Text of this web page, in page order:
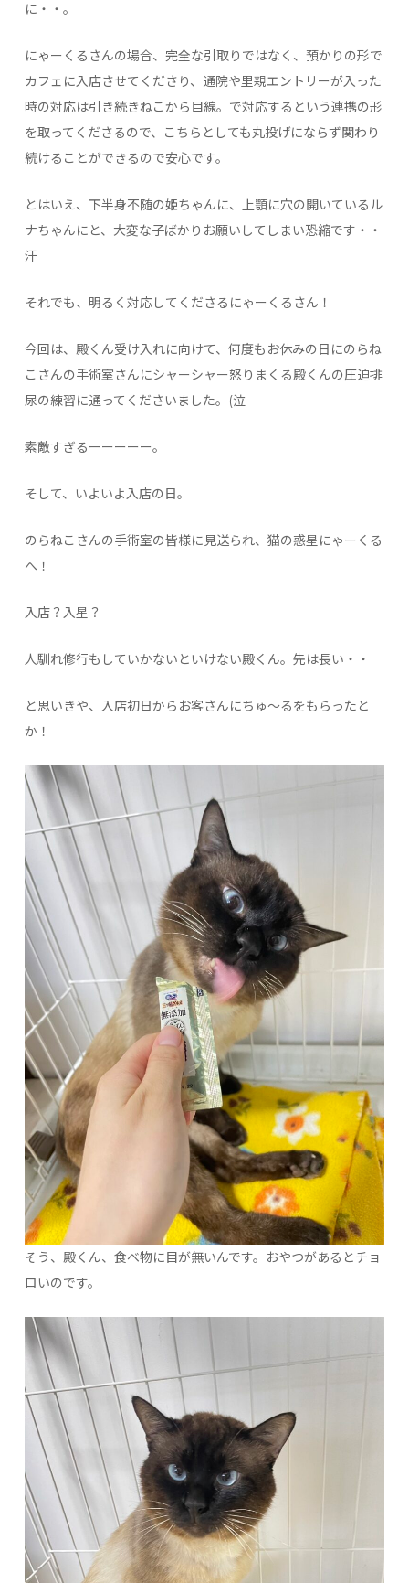
に・・。
にゃーくるさんの場合、完全な引取りではなく、預かりの形で
カフェに入店させてくださり、通院や里親エントリーが入った
時の対応は引き続きねこから目線。で対応するという連携の形
を取ってくださるので、こちらとしても丸投げにならず関わり
続けることができるので安心です。
とはいえ、下半身不随の姫ちゃんに、上顎に穴の開いているル
ナちゃんにと、大変な子ばかりお願いしてしまい恐縮です・・
汗
それでも、明るく対応してくださるにゃーくるさん！
今回は、殿くん受け入れに向けて、何度もお休みの日にのらね
こさんの手術室さんにシャーシャー怒りまくる殿くんの圧迫排
尿の練習に通ってくださいました。(泣
素敵すぎるーーーーー。
そして、いよいよ入店の日。
のらねこさんの手術室の皆様に見送られ、猫の惑星にゃーくる
へ！
入店？入星？
人馴れ修行もしていかないといけない殿くん。先は長い・・
と思いきや、入店初日からお客さんにちゅ～るをもらったと
か！
そう、殿くん、食べ物に目が無いんです。おやつがあるとチョ
ロいのです。